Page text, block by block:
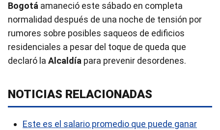
Bogotá amaneció este sábado en completa
normalidad después de una noche de tensión por
rumores sobre posibles saqueos de edificios
residenciales a pesar del toque de queda que
declaró la Alcaldía para prevenir desordenes.
NOTICIAS RELACIONADAS
Este es el salario promedio que puede ganar